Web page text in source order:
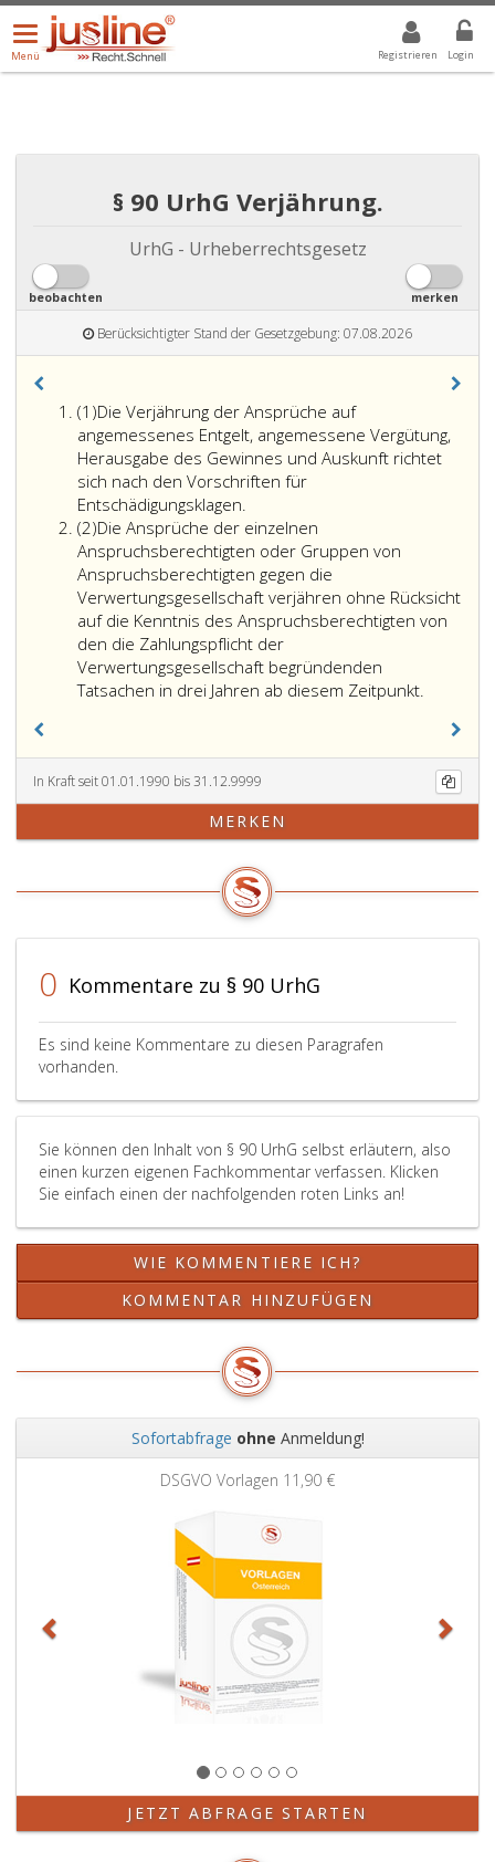
Registrieren Login
Menü
öffnen/schließen
Menü
ALLE DROPDOWN: GEWÄHLTER WERT IST ALLE
§ 90 UrhG Verjährung.
UrhG - Urheberrechtsgesetz
beobachten merken
Berücksichtigter Stand der Gesetzgebung: 07.08.2026
(1)Absatz
eins
Die Verjährung der Ansprüche auf
angemessenes Entgelt, angemessene Vergütung,
Herausgabe des Gewinnes und Auskunft richtet
sich nach den Vorschriften für
Entschädigungsklagen.
(2)Absatz
2
Die Ansprüche der einzelnen
Anspruchsberechtigten oder Gruppen von
Anspruchsberechtigten gegen die
Verwertungsgesellschaft verjähren ohne Rücksicht
auf die Kenntnis des Anspruchsberechtigten von
den die Zahlungspflicht der
Verwertungsgesellschaft begründenden
Tatsachen in drei Jahren ab diesem Zeitpunkt.
In Kraft seit 01.01.1990 bis 31.12.9999
MERKEN
0 Kommentare zu § 90 UrhG
Es sind keine Kommentare zu diesen Paragrafen
vorhanden.
Sie können den Inhalt von § 90 UrhG selbst erläutern, also
einen kurzen eigenen Fachkommentar verfassen. Klicken
Sie einfach einen der nachfolgenden roten Links an!
WIE KOMMENTIERE ICH?
KOMMENTAR HINZUFÜGEN
Sofortabfrage ohne Anmeldung!
DSGVO Vorlagen 11,90 €
JETZT ABFRAGE STARTEN